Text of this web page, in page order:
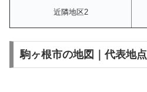
近隣地区2
駒ヶ根市の地図｜代表地点